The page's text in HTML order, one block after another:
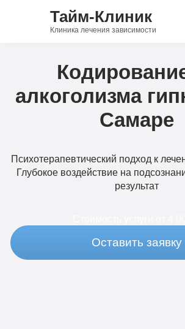
Тайм-Клиник
Клиника лечения зависимости
алкоголизма
Самаре
Психотерапевтический подход к
Глубокое воздействие на
результат
Оставить заявку